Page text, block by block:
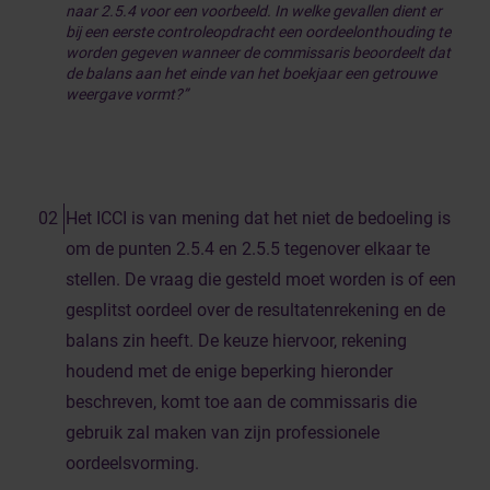
naar 2.5.4 voor een voorbeeld. In welke gevallen dient er
bij een eerste controleopdracht een oordeelonthouding te
worden gegeven wanneer de commissaris beoordeelt dat
de balans aan het einde van het boekjaar een getrouwe
weergave vormt?”
Het ICCI is van mening dat het niet de bedoeling is
om de punten 2.5.4 en 2.5.5 tegenover elkaar te
stellen. De vraag die gesteld moet worden is of een
gesplitst oordeel over de resultatenrekening en de
balans zin heeft. De keuze hiervoor, rekening
houdend met de enige beperking hieronder
beschreven, komt toe aan de commissaris die
gebruik zal maken van zijn professionele
oordeelsvorming.